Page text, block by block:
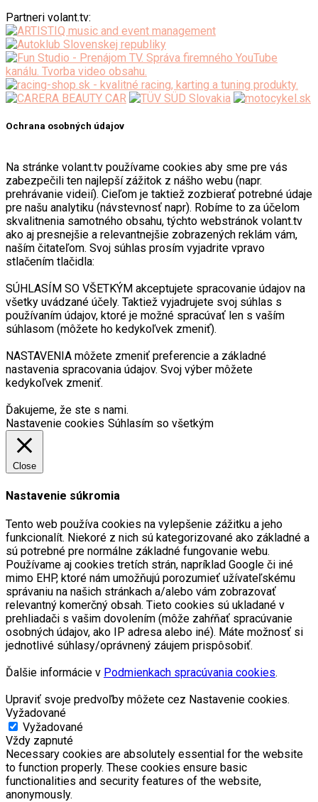
Partneri volant.tv:
Ochrana osobných údajov
Na stránke volant.tv používame cookies aby sme pre vás
zabezpečili ten najlepší zážitok z nášho webu (napr.
prehrávanie videií). Cieľom je taktiež zozbierať potrebné údaje
pre našu analytiku (návstevnosť napr). Robíme to za účelom
skvalitnenia samotného obsahu, týchto webstránok volant.tv
ako aj presnejšie a relevantnejšie zobrazených reklám vám,
naším čitateľom. Svoj súhlas prosím vyjadrite vpravo
stlačením tlačidla:
SÚHLASÍM SO VŠETKÝM akceptujete spracovanie údajov na
všetky uvádzané účely. Taktiež vyjadrujete svoj súhlas s
používaním údajov, ktoré je možné spracúvať len s vaším
súhlasom (môžete ho kedykoľvek zmeniť).
NASTAVENIA môžete zmeniť preferencie a základné
nastavenia spracovania údajov. Svoj výber môžete
kedykoľvek zmeniť.
Ďakujeme, že ste s nami.
Nastavenie cookies Súhlasím so všetkým
Close
Nastavenie súkromia
Tento web používa cookies na vylepšenie zážitku a jeho
funkcionalít. Niekoré z nich sú kategorizované ako základné a
sú potrebné pre normálne základné fungovanie webu.
Používame aj cookies tretích strán, napríklad Google či iné
mimo EHP, ktoré nám umožňujú porozumieť užívateľskému
správaniu na našich stránkach a/alebo vám zobrazovať
relevantný komerčný obsah. Tieto cookies sú ukladané v
prehliadači s vašim dovolením (môže zahŕňať spracúvanie
osobných údajov, ako IP adresa alebo iné). Máte možnosť si
jednotlivé súhlasy/oprávnený záujem prispôsobiť.
Ďalšie informácie v Podmienkach spracúvania cookies.
Upraviť svoje predvoľby môžete cez Nastavenie cookies.
Vyžadované
Vyžadované
Vždy zapnuté
Necessary cookies are absolutely essential for the website
to function properly. These cookies ensure basic
functionalities and security features of the website,
anonymously.